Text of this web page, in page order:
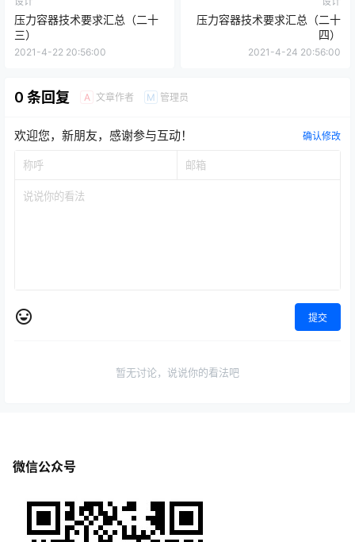
压力容器技术要求汇总（二十
三）
2021-4-22 20:56:00
压力容器技术要求汇总（二十
四）
2021-4-24 20:56:00
0 条回复 A 文章作者 M 管理员
欢迎您，新朋友，感谢参与互动！ 确认修改
提交
暂无讨论，说说你的看法吧
微信公众号